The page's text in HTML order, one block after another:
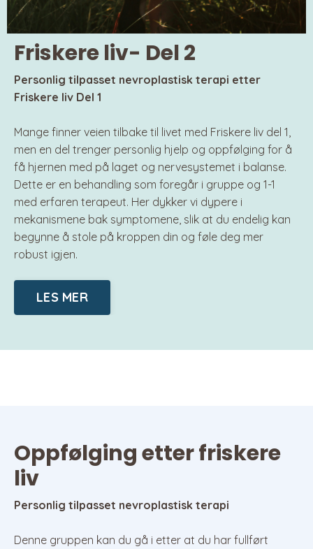
Friskere liv- Del 2
Personlig tilpasset nevroplastisk terapi​ etter
Friskere liv Del 1
Mange finner veien tilbake til livet med Friskere liv del 1,
men en del trenger personlig hjelp og oppfølging for å
få hjernen med på laget og nervesystemet i balanse.
Dette er en behandling som foregår i gruppe og 1-1
med erfaren terapeut. Her dykker vi dypere i
mekanismene bak symptomene, slik at du endelig kan
begynne å stole på kroppen din og føle deg mer
robust igjen.
LES MER
Oppfølging etter friskere
liv
Personlig tilpasset nevroplastisk terapi
Denne gruppen kan du gå i etter at du har fullført